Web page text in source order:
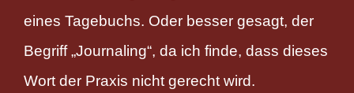
eines Tagebuchs. Oder besser gesagt, der
Begriff „Journaling“, da ich finde, dass dieses
Wort der Praxis nicht gerecht wird.